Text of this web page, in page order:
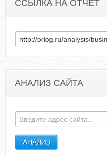
ССЫЛКА НА ОТЧЕТ
АНАЛИЗ САЙТА